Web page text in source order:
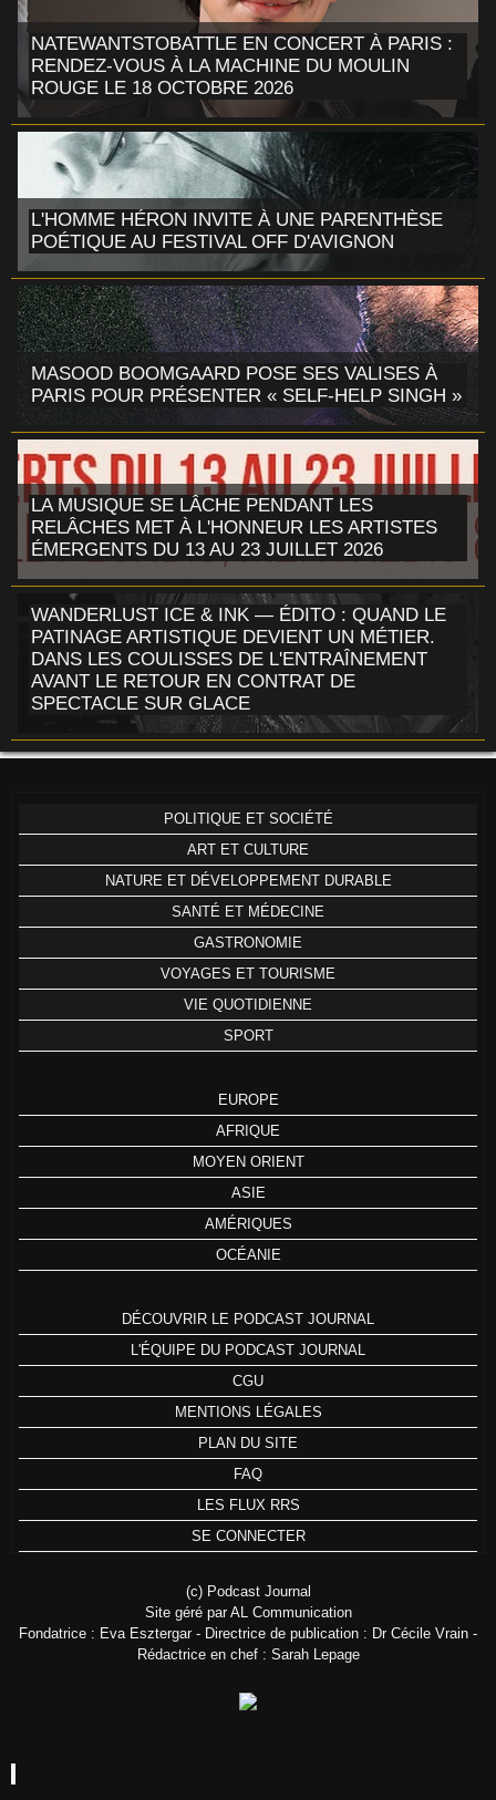
NATEWANTSTOBATTLE EN CONCERT À PARIS :
RENDEZ-VOUS À LA MACHINE DU MOULIN
ROUGE LE 18 OCTOBRE 2026
L'HOMME HÉRON INVITE À UNE PARENTHÈSE
POÉTIQUE AU FESTIVAL OFF D'AVIGNON
MASOOD BOOMGAARD POSE SES VALISES À
PARIS POUR PRÉSENTER « SELF-HELP SINGH »
LA MUSIQUE SE LÂCHE PENDANT LES
RELÂCHES MET À L'HONNEUR LES ARTISTES
ÉMERGENTS DU 13 AU 23 JUILLET 2026
WANDERLUST ICE & INK — ÉDITO : QUAND LE
PATINAGE ARTISTIQUE DEVIENT UN MÉTIER.
DANS LES COULISSES DE L'ENTRAÎNEMENT
AVANT LE RETOUR EN CONTRAT DE
SPECTACLE SUR GLACE
POLITIQUE ET SOCIÉTÉ
ART ET CULTURE
NATURE ET DÉVELOPPEMENT DURABLE
SANTÉ ET MÉDECINE
GASTRONOMIE
VOYAGES ET TOURISME
VIE QUOTIDIENNE
SPORT
EUROPE
AFRIQUE
MOYEN ORIENT
ASIE
AMÉRIQUES
OCÉANIE
DÉCOUVRIR LE PODCAST JOURNAL
L'ÉQUIPE DU PODCAST JOURNAL
CGU
MENTIONS LÉGALES
PLAN DU SITE
FAQ
LES FLUX RRS
SE CONNECTER
(c) Podcast Journal
Site géré par AL Communication
Fondatrice : Eva Esztergar - Directrice de publication : Dr Cécile Vrain -
Rédactrice en chef : Sarah Lepage